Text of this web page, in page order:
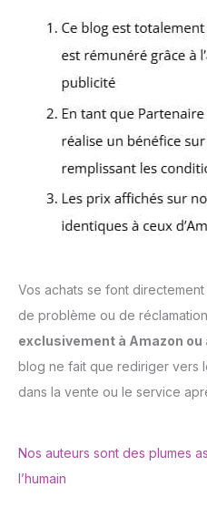
Vos achats se font directement
de problème ou de
exclusivement à Amazon
blog ne fait que rediriger vers
dans la vente ou le service
Nos auteurs sont des plumes
l’humain